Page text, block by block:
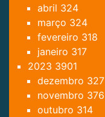
abril 324
março 324
fevereiro 318
janeiro 317
2023 3901
dezembro 327
novembro 376
outubro 314